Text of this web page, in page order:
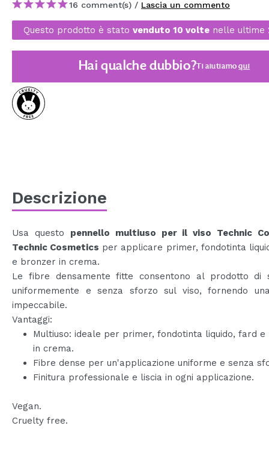
MAQUIFARMA
KOREA ZONE
TRAVEL SIZE
NATURE
PROSSIMAMENTE
16 comment(s) / Lascia un commento
Questo prodotto è stato venduto 10 volte nelle ultime
Hai qualche dubbio?Ti aiutiamoqui
Descrizione
Usa questo pennello multiuso per il viso Technic
Technic Cosmetics per applicare primer, fondotinta
e bronzer in crema.
Le fibre densamente fitte consentono al prodotto di
uniformemente e senza sforzo sul viso, fornendo
impeccabile.
Vantaggi:
Multiuso: ideale per primer, fondotinta liquido, fard
in crema.
Fibre dense per un'applicazione uniforme e senza
Finitura professionale e liscia in ogni applicazione.
Vegan.
Cruelty free.